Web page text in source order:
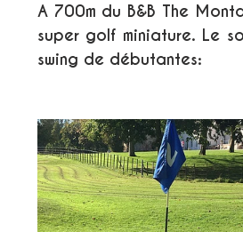
A 700m du B&B The
super golf miniature. Le
swing de débutantes: